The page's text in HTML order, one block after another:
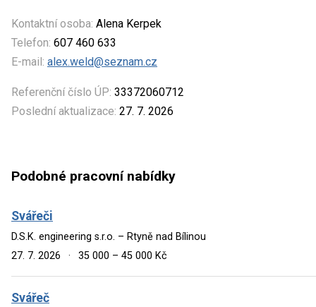
Kontaktní osoba: Alena Kerpek
Telefon: 607 460 633
E-mail: alex.weld@seznam.cz
Referenční číslo ÚP: 33372060712
Poslední aktualizace: 27. 7. 2026
Podobné pracovní nabídky
Svářeči
D.S.K. engineering s.r.o. – Rtyně nad Bílinou
27. 7. 2026
· 35 000 – 45 000 Kč
Svářeč